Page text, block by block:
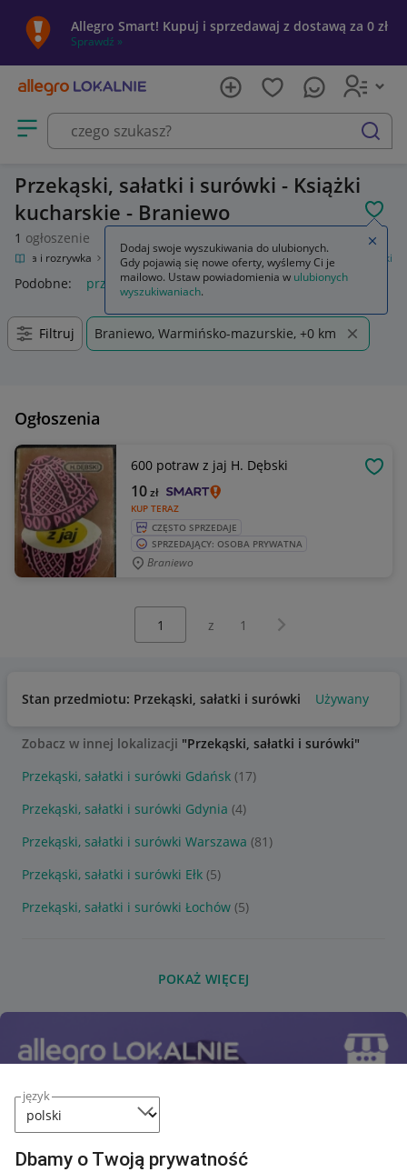
język
Dbamy o Twoją prywatność
Allegro Smart! Kupuj i sprzedawaj z dostawą za 0 zł
Sprawdź »
Otwórz menu z kategoriami
szukaj
Przekąski, sałatki i surówki - Książki
kucharskie - Braniewo
1 ogłoszenie
Kultura i rozrywka Książki Kuchnia, potrawy Przekąski, sałatki i surówki
Podobne: przekąski sałatki i surówki
Filtruj Braniewo, Warmińsko-mazurskie, +0 km
Ogłoszenia
600 potraw z jaj H. Dębski
KUP TERAZ
10zł
CZĘSTO SPRZEDAJE
SPRZEDAJĄCY: OSOBA PRYWATNA
Braniewo
z 1 Następna strona
Stan przedmiotu: Przekąski, sałatki i surówki Używany
Zobacz w innej lokalizacji "Przekąski, sałatki i surówki"
Przekąski, sałatki i surówki Gdańsk (17)
Przekąski, sałatki i surówki Gdynia (4)
Przekąski, sałatki i surówki Warszawa (81)
Przekąski, sałatki i surówki Ełk (5)
Przekąski, sałatki i surówki Łochów (5)
POKAŻ WIĘCEJ
Dodaj swoje wyszukiwania do ulubionych.
Gdy pojawią się nowe oferty, wyślemy Ci je
mailowo. Ustaw powiadomienia w ulubionych
wyszukiwaniach.